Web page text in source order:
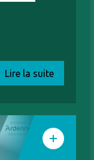
Lire la suite